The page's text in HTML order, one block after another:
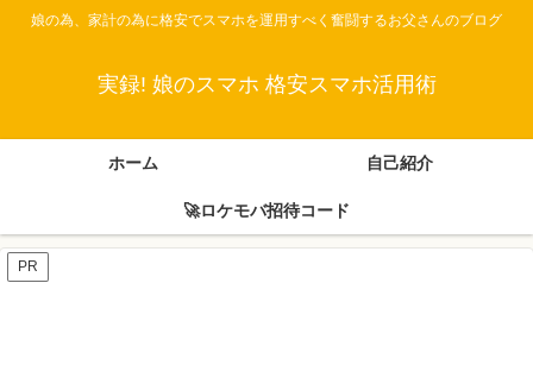
娘の為、家計の為に格安でスマホを運用すべく奮闘するお父さんのブログ
実録! 娘のスマホ 格安スマホ活用術
ホーム 自己紹介
🚀ロケモバ招待コード
PR